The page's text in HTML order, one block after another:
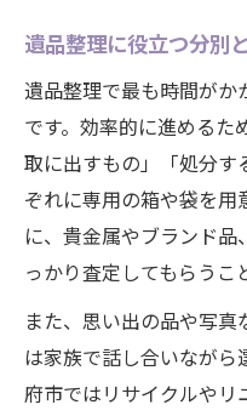
遺品整理に役立つ分別
遺品整理で最も時間がか
です。効率的に進めるた
取に出すもの」「処分
ぞれに専用の箱や袋を用
に、貴金属やブランド
っかり査定してもらうこ
また、思い出の品や写
は家族で話し合いながら
府市ではリサイクルやリ